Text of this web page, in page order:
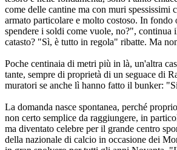
come delle cantine ma con muri spessissimi
armato particolare e molto costoso. In fondo
spendere i soldi come vuole, no?", continua
catasto? "Sì, è tutto in regola" ribatte. Ma
Poche centinaia di metri più in là, un'altra
tante, sempre di proprietà di un seguace di
muratori se anche lì hanno fatto il bunker:
La domanda nasce spontanea, perché
non certo semplice da raggiungere, in
ma diventato celebre per il grande centro
della nazionale di calcio in occasione dei